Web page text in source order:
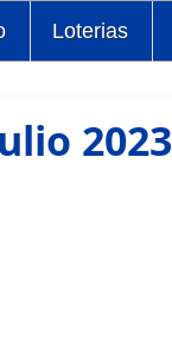
Loterias
2023